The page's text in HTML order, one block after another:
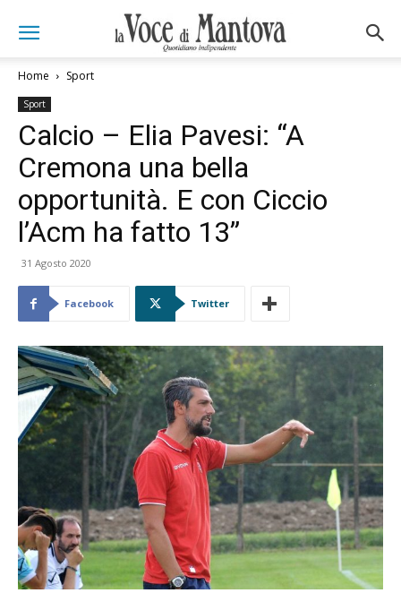
Home Sport
Sport
Calcio – Elia Pavesi: “A
Cremona una bella
opportunità. E con Ciccio
l’Acm ha fatto 13”
31 Agosto 2020
Facebook Twitter